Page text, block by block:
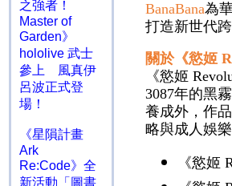
之強者！
Master of
Garden》
hololive 武士
參上 風真伊
呂波正式登
場！
《星隕計畫
Ark
Re:Code》全
新活動「圖書
BanaBana為
打造新世代
關於《慾姬
《慾姬
3087年的黑
養成外，作
略與成人娛
《慾姬